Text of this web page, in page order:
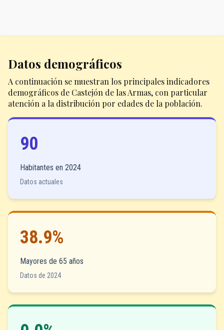
Datos demográficos
A continuación se muestran los principales indicadores
demográficos de Castejón de las Armas, con particular
atención a la distribución por edades de la población.
90
Habitantes en 2024
Datos actuales
38.9%
Mayores de 65 años
Datos de 2024